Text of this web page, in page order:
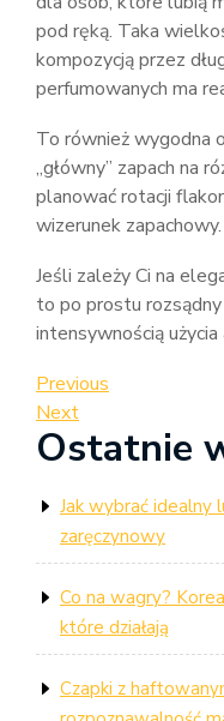
pod ręką. Taka
kompozycją przez
perfumowanych ma
To również wygodna
„główny” zapach na
planować rotacji
wizerunek zapachowy.
Jeśli zależy Ci na
to po prostu
intensywnością
Nawigacja
wpisu
Previous
Post
Previous
Next
Post
Next
Ostatnie
Jak wybrać idealny
zaręczynowy
Co na wagry?
które działają
Czapki z